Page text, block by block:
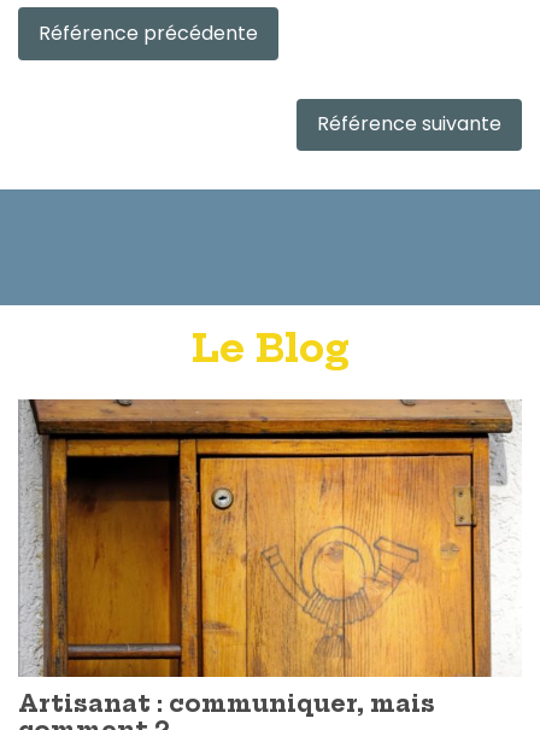
Référence précédente
Référence suivante
Le Blog
Artisanat : communiquer, mais